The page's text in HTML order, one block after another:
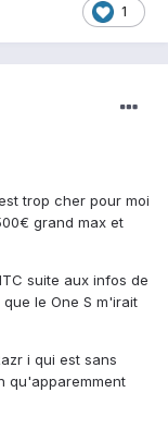
1
trop cher pour moi
grand max et
suite aux infos de
le One S m'irait
i qui est sans
qu'apparemment